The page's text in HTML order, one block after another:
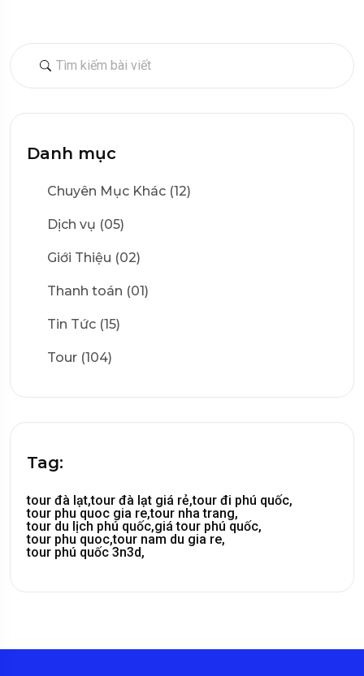
Danh mục
Chuyên Mục Khác (12)
Dịch vụ (05)
Giới Thiệu (02)
Thanh toán (01)
Tin Tức (15)
Tour (104)
Tag:
tour đà lạt,tour đà lạt giá rẻ,tour đi phú quốc,
tour phu quoc gia re,tour nha trang,
tour du lịch phú quốc,giá tour phú quốc,
tour phu quoc,tour nam du gia re,
tour phú quốc 3n3d,